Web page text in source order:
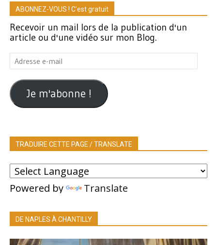
ABONNEZ-VOUS ! C'est gratuit
Recevoir un mail lors de la publication d'un
article ou d'une vidéo sur mon Blog.
Adresse
e-
mail
Je m'abonne !
TRADUIRE CETTE PAGE / TRANSLATE
Powered by Translate
DE NAPLES À CHANTILLY